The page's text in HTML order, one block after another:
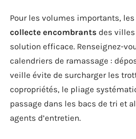
Pour les volumes importants, les
collecte encombrants des
solution efficace. Renseignez-
calendriers de ramassage :
veille évite de surcharger les
copropriétés, le pliage
passage dans les bacs de tri et
agents d’entretien.